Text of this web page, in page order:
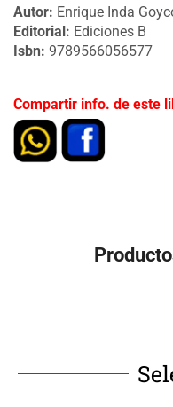
Autor: Enrique Inda
Editorial: Ediciones B
Isbn: 9789566056577
Compartir info. de este